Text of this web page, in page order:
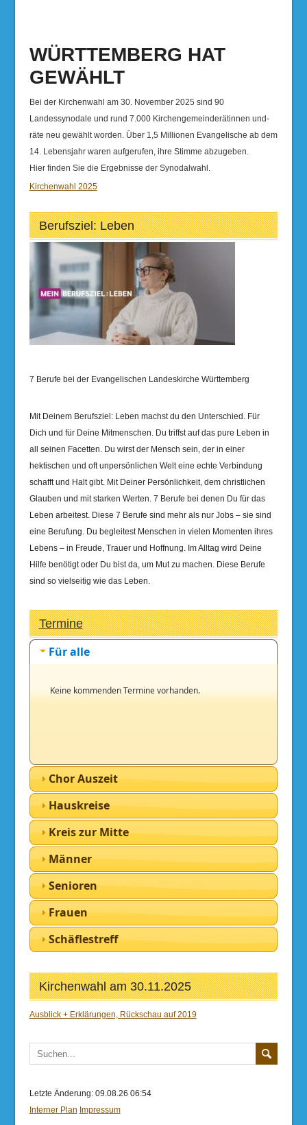
WÜRTTEMBERG HAT
GEWÄHLT
Bei der Kirchenwahl am 30. November 2025 sind 90
Landessynodale und rund 7.000 Kirchengemeinderätinnen und-
räte neu gewählt worden. Über 1,5 Millionen Evangelische ab dem
14. Lebensjahr waren aufgerufen, ihre Stimme abzugeben.
Hier finden Sie die Ergebnisse der Synodalwahl.
Kirchenwahl 2025
Berufsziel: Leben
7 Berufe bei der Evangelischen Landeskirche Württemberg
Mit Deinem Berufsziel: Leben machst du den Unterschied. Für
Dich und für Deine Mitmenschen. Du triffst auf das pure Leben in
all seinen Facetten. Du wirst der Mensch sein, der in einer
hektischen und oft unpersönlichen Welt eine echte Verbindung
schafft und Halt gibt. Mit Deiner Persönlichkeit, dem christlichen
Glauben und mit starken Werten. 7 Berufe bei denen Du für das
Leben arbeitest. Diese 7 Berufe sind mehr als nur Jobs – sie sind
eine Berufung. Du begleitest Menschen in vielen Momenten ihres
Lebens – in Freude, Trauer und Hoffnung. Im Alltag wird Deine
Hilfe benötigt oder Du bist da, um Mut zu machen. Diese Berufe
sind so vielseitig wie das Leben.
Termine
Für alle
Keine kommenden Termine vorhanden.
Chor Auszeit
Hauskreise
Kreis zur Mitte
Männer
Senioren
Frauen
Schäflestreff
Kirchenwahl am 30.11.2025
Ausblick + Erklärungen, Rückschau auf 2019
Letzte Änderung: 09.08.26 06:54
Interner Plan Impressum